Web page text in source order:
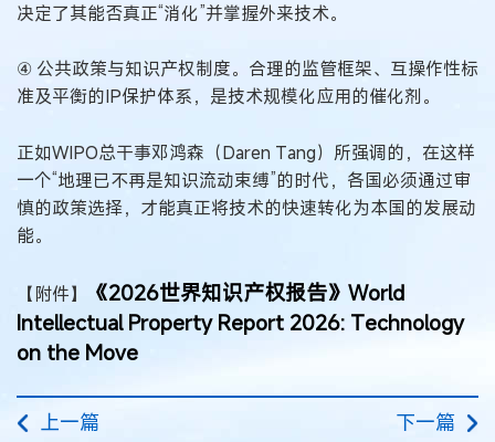
决定了其能否真正“消化”并掌握外来技术。
④ 公共政策与知识产权制度。合理的监管框架、互操作性标
准及平衡的IP保护体系，是技术规模化应用的催化剂。
正如WIPO总干事邓鸿森（Daren Tang）所强调的，在这样
一个“地理已不再是知识流动束缚”的时代，各国必须通过审
慎的政策选择，才能真正将技术的快速转化为本国的发展动
能。
【附件】 《2026世界知识产权报告》 World
Intellectual Property Report 2026: Technology
on the Move
上一篇 下一篇